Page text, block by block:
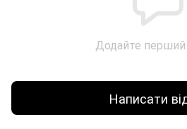
Додайте перший
Написати